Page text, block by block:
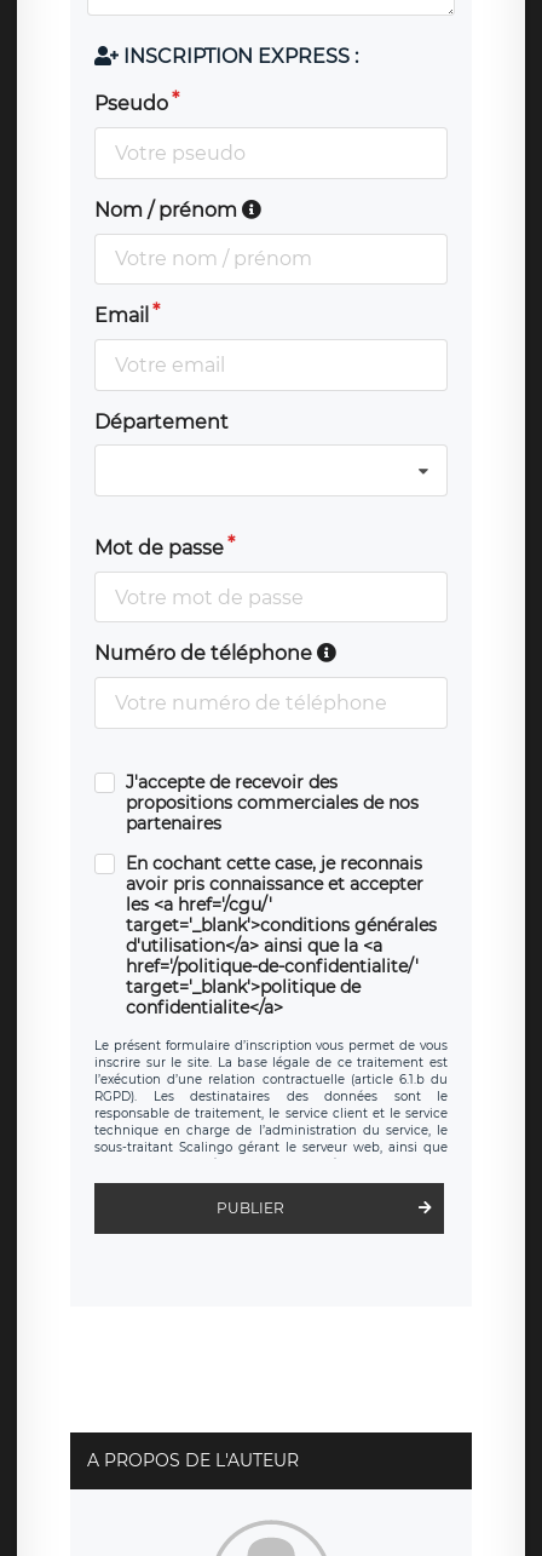
INSCRIPTION EXPRESS :
Pseudo
Nom / prénom
Email
Département
Mot de passe
Numéro de téléphone
J'accepte de recevoir des
propositions commerciales de nos
partenaires
En cochant cette case, je reconnais
avoir pris connaissance et accepter
les <a href='/cgu/'
target='_blank'>conditions générales
d'utilisation</a> ainsi que la <a
href='/politique-de-confidentialite/'
target='_blank'>politique de
confidentialite</a>
Le présent formulaire d’inscription vous permet de vous
inscrire sur le site. La base légale de ce traitement est
l’exécution d’une relation contractuelle (article 6.1.b du
RGPD). Les destinataires des données sont le
responsable de traitement, le service client et le service
technique en charge de l’administration du service, le
sous-traitant Scalingo gérant le serveur web, ainsi que
toute personne légalement autorisée. Le formulaire
d’inscription est hébergé sur un serveur hébergé par
clauses de
protection conformes au RGPD
. Les données collectées
sont conservées jusqu’à ce que l’Internaute en sollicite la
rue Léopold Sédar Senghor, joignable à l’adresse mail :
responsabledetraitement@legavox.fr. Vous avez
également le droit d’introduire une réclamation auprès
d’une autorité de contrôle.
PUBLIER
A PROPOS DE L'AUTEUR